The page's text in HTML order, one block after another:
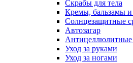
Скрабы для тела
Кремы, бальзамы и
Солнцезащитные
Автозагар
Антицеллюлитные
Уход за руками
Уход за ногами